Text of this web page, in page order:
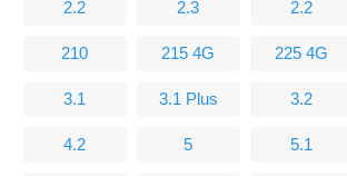
2.2 2.3 2.2
210 215 4G 225 4G
3.1 3.1 Plus 3.2
4.2 5 5.1